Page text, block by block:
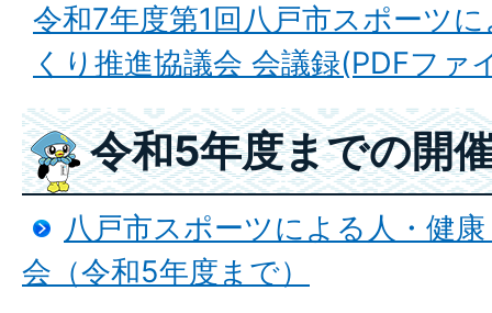
令和7年度第1回八戸市スポーツ
くり推進協議会 会議録(PDFファ
令和5年度までの開
八戸市スポーツによる人・健
会（令和5年度まで）